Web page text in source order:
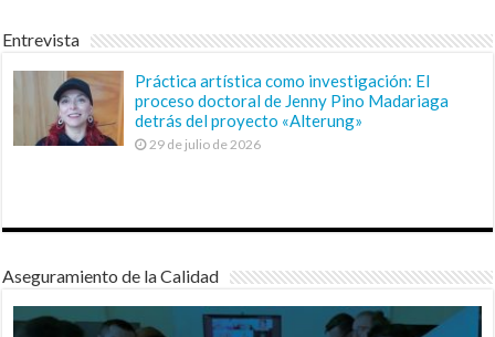
Entrevista
Práctica artística como investigación: El
proceso doctoral de Jenny Pino Madariaga
detrás del proyecto «Alterung»
29 de julio de 2026
Aseguramiento de la Calidad